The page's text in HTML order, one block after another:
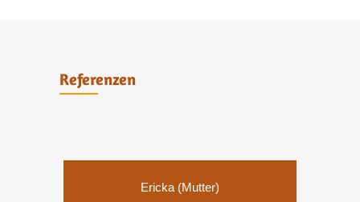
Referenzen
Ericka (Mutter)